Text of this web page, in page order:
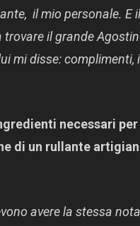
il mio personale. E il
il grande
mi disse: complimenti,
necessari per
di un rullante
avere la stessa